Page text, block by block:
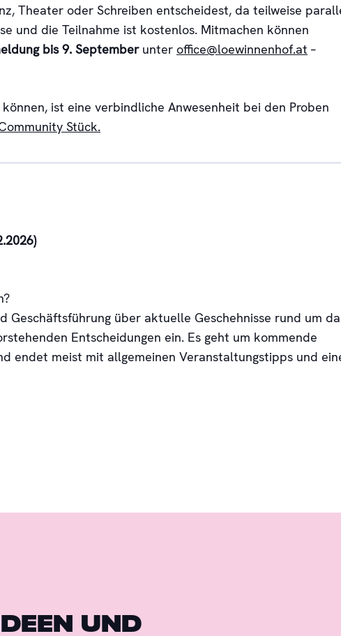
Theater oder Schreiben entscheidest, da teilweise
und die Teilnahme ist kostenlos. Mitmachen können
bis 9. Septemberunter office@loewinnenhof.at –
ist eine verbindliche Anwesenheit bei den Proben
Stück.
Geschäftsführung über aktuelle Geschehnisse rund um
Entscheidungen ein. Es geht um kommende
endet meist mit allgemeinen Veranstaltungstipps und
UND